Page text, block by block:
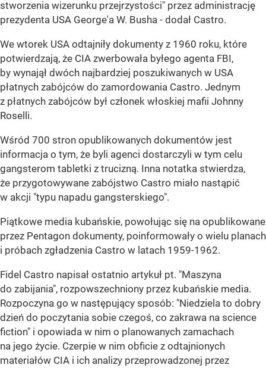
stworzenia wizerunku przejrzystości" przez administrację
prezydenta USA George'a W. Busha - dodał Castro.
We wtorek USA odtajniły dokumenty z 1960 roku, które
potwierdzają, że CIA zwerbowała byłego agenta FBI,
by wynajął dwóch najbardziej poszukiwanych w USA
płatnych zabójców do zamordowania Castro. Jednym
z płatnych zabójców był członek włoskiej mafii Johnny
Roselli.
Wśród 700 stron opublikowanych dokumentów jest
informacja o tym, że byli agenci dostarczyli w tym celu
gangsterom tabletki z trucizną. Inna notatka stwierdza,
że przygotowywane zabójstwo Castro miało nastąpić
w akcji "typu napadu gangsterskiego".
Piątkowe media kubańskie, powołując się na opublikowane
przez Pentagon dokumenty, poinformowały o wielu planach
i próbach zgładzenia Castro w latach 1959-1962.
Fidel Castro napisał ostatnio artykuł pt. "Maszyna
do zabijania", rozpowszechniony przez kubańskie media.
Rozpoczyna go w następujący sposób: "Niedziela to dobry
dzień do poczytania sobie czegoś, co zakrawa na science
fiction" i opowiada w nim o planowanych zamachach
na jego życie. Czerpie w nim obficie z odtajnionych
materiałów CIA i ich analizy przeprowadzonej przez